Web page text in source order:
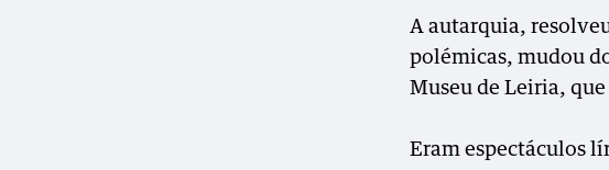
A autarquia,
polémicas, mudou
Museu de Leiria,
Eram espectáculos